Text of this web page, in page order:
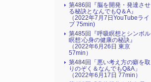
第486回『脳を開発・発達させ
る秘訣となんでもQ＆A』
（2022年7月7日YouTubeライ
ブ 75min)
第485回『呼吸瞑想とシンボル
瞑想:心身の健康の秘訣』
（2022年6月26日 東京
57min）
第484回「悪い考え方の癖を取
りのぞく＆なんでもQ&A」
（2022年6月17日 77min）